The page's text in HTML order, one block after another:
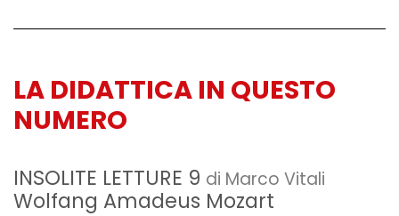
LA DIDATTICA IN QUESTO
NUMERO
INSOLITE LETTURE 9 di Marco Vitali
Wolfang Amadeus Mozart